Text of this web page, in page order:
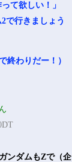
て欲しい！」
で行きましょう
終わりだー！）
ンダムもZで（企